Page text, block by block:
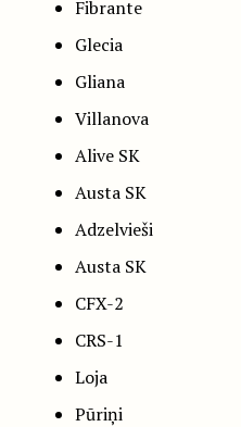
Fibrante
Glecia
Gliana
Villanova
Alive SK
Austa SK
Adzelvieši
Austa SK
CFX-2
CRS-1
Loja
Pūriņi